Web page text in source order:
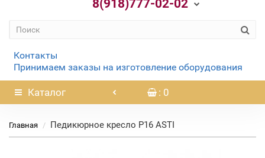
8(918)777-02-02
Контакты
Принимаем заказы на изготовление оборудования
Каталог : 0
Главная Педикюрное кресло P16 ASTI